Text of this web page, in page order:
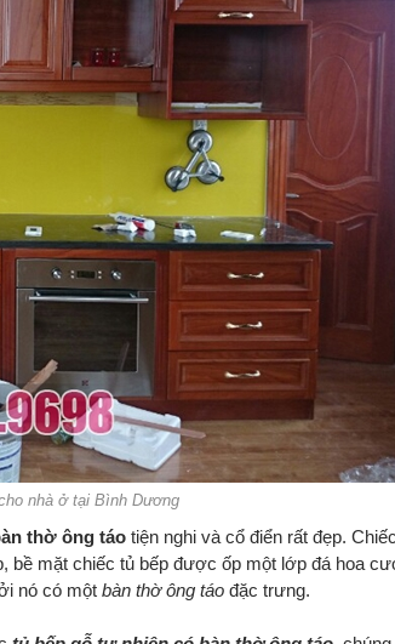
nhà ở tại Bình Dương
thờ ông táo tiện nghi và cổ điển rất đẹp. Chiếc
bề mặt chiếc tủ bếp được ốp một lớp đá hoa
nó có một bàn thờ ông táo đặc trưng.